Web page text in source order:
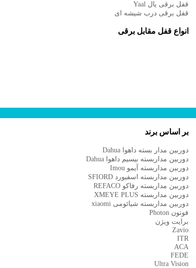
قفل برقی یال Yaal
قفل برقی درب شیشه ای
انواع قفل مقابل برقی
بر اساس برند
دوربین مدار بسته داهوا Dahua
دوربین مداربسته بیسیم داهوا Dahua
دوربین مداربسته آیمو Imou
دوربین مداربسته اسفیورد SFIORD
دوربین مداربسته رفاکو REFACO
دوربین مداربسته XMEYE PLUS
دوربین مداربسته شیائومی xiaomi
فوتون Photon
برایت ویژن
Zavio
ITR
ACA
FEDE
Ultra Vision